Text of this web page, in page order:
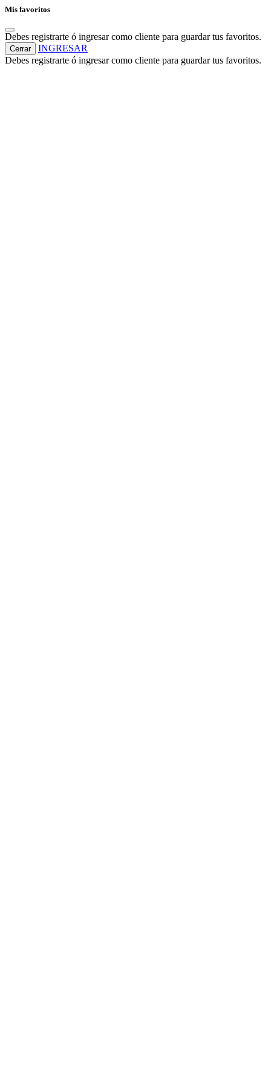
Mis favoritos
Debes registrarte ó ingresar como cliente para guardar tus favoritos.
Cerrar
INGRESAR
Debes registrarte ó ingresar como cliente para guardar tus favoritos.